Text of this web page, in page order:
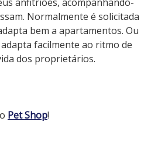
Normalmente é solicitada
bem a apartamentos. Ou
facilmente ao ritmo de
dos proprietários.
Pet Shop!